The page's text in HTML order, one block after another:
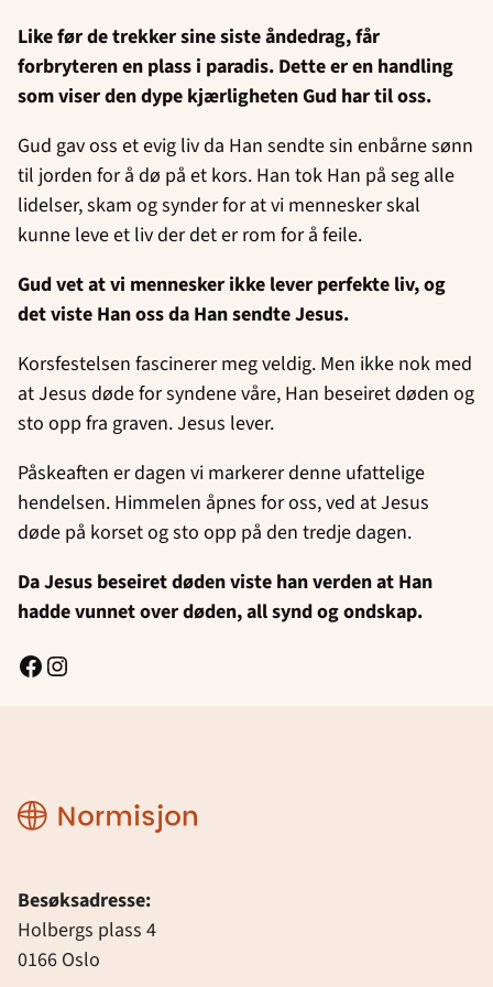
Like før de trekker sine siste åndedrag, får
forbryteren en plass i paradis. Dette er en handling
som viser den dype kjærligheten Gud har til oss.
Gud gav oss et evig liv da Han sendte sin enbårne sønn
til jorden for å dø på et kors. Han tok Han på seg alle
lidelser, skam og synder for at vi mennesker skal
kunne leve et liv der det er rom for å feile.
Gud vet at vi mennesker ikke lever perfekte liv, og
det viste Han oss da Han sendte Jesus.
Korsfestelsen fascinerer meg veldig. Men ikke nok med
at Jesus døde for syndene våre, Han beseiret døden og
sto opp fra graven. Jesus lever.
Påskeaften er dagen vi markerer denne ufattelige
hendelsen. Himmelen åpnes for oss, ved at Jesus
døde på korset og sto opp på den tredje dagen.
Da Jesus beseiret døden viste han verden at Han
hadde vunnet over døden, all synd og ondskap.
Facebook
Instagram
Normisjon
Besøksadresse:
Holbergs plass 4
0166 Oslo